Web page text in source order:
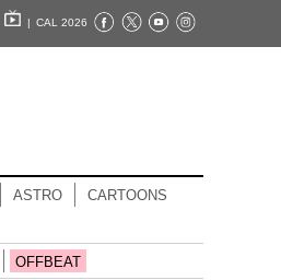
| CAL 2026
ASTRO CARTOONS
OFFBEAT